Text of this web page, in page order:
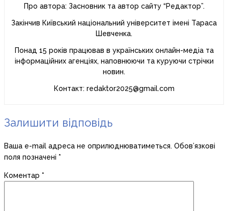
Про автора: Засновник та автор сайту “Редактор”.
Закінчив Київський національний університет імені Тараса
Шевченка.
Понад 15 років працював в українських онлайн-медіа та
інформаційних агенціях, наповнюючи та куруючи стрічки
новин.
Контакт: redaktor2025@gmail.com
Залишити відповідь
Ваша e-mail адреса не оприлюднюватиметься. Обов’язкові
поля позначені *
Коментар *